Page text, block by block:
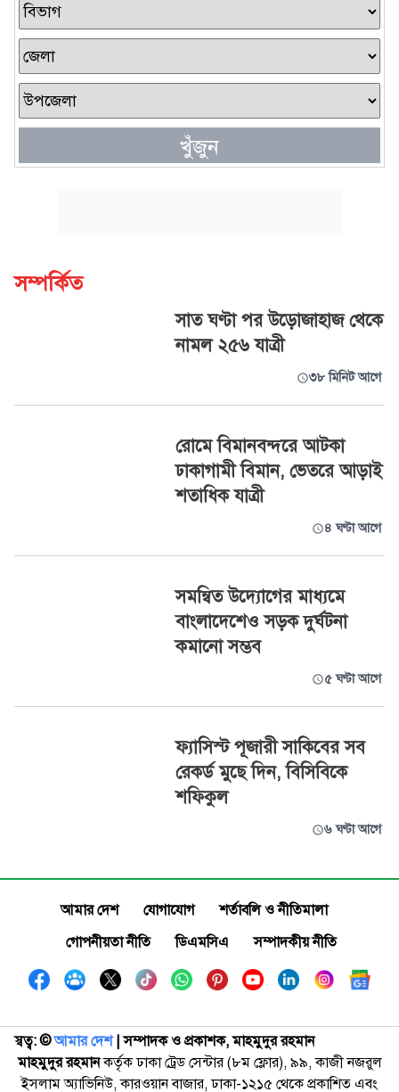
খুঁজুন
সম্পর্কিত
সাত ঘণ্টা পর উড়োজাহাজ থেকে
নামল ২৫৬ যাত্রী
৩৮ মিনিট আগে
রোমে বিমানবন্দরে আটকা
ঢাকাগামী বিমান, ভেতরে আড়াই
শতাধিক যাত্রী
৪ ঘণ্টা আগে
সমন্বিত উদ্যোগের মাধ্যমে
বাংলাদেশেও সড়ক দুর্ঘটনা
কমানো সম্ভব
৫ ঘণ্টা আগে
ফ্যাসিস্ট পূজারী সাকিবের সব
রেকর্ড মুছে দিন, বিসিবিকে
শফিকুল
৬ ঘণ্টা আগে
আমার দেশ যোগাযোগ
শর্তাবলি ও নীতিমালা
গোপনীয়তা নীতি
ডিএমসিএ সম্পাদকীয় নীতি
স্বত্ব: ©️আমার দেশ| সম্পাদক ও প্রকাশক, মাহমুদুর রহমান
মাহমুদুর রহমানকর্তৃক ঢাকা ট্রেড সেন্টার (৮ম ফ্লোর), ৯৯, কাজী নজরুল
ইসলাম অ্যাভিনিউ, কারওয়ান বাজার, ঢাকা-১২১৫ থেকে প্রকাশিত এবং